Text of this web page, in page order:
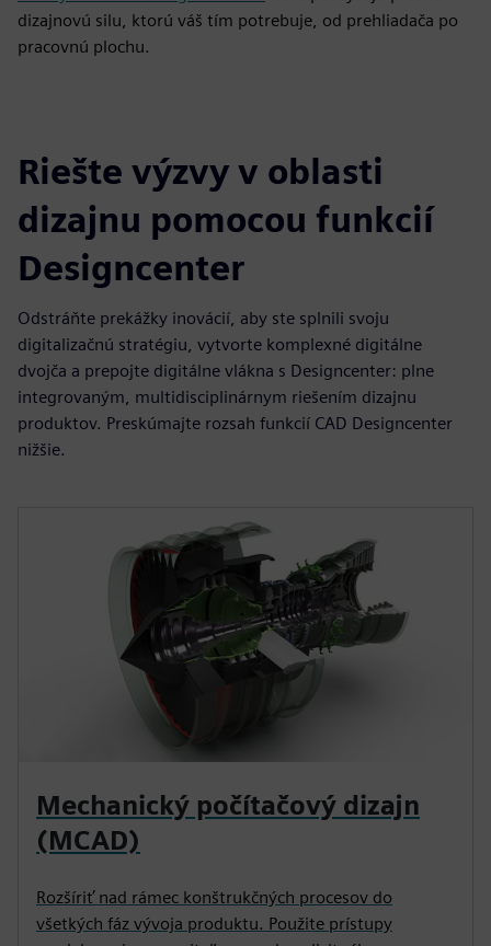
dizajnovú silu, ktorú váš tím potrebuje, od prehliadača po
pracovnú plochu.
Riešte výzvy v oblasti
dizajnu pomocou funkcií
Designcenter
Odstráňte prekážky inovácií, aby ste splnili svoju
digitalizačnú stratégiu, vytvorte komplexné digitálne
dvojča a prepojte digitálne vlákna s Designcenter: plne
integrovaným, multidisciplinárnym riešením dizajnu
produktov. Preskúmajte rozsah funkcií CAD Designcenter
nižšie.
Mechanický počítačový dizajn
(MCAD)
Rozšíriť nad rámec konštrukčných procesov do
všetkých fáz vývoja produktu. Použite prístupy